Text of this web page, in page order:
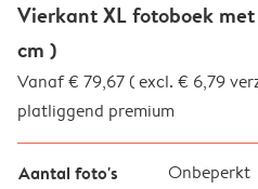
Vierkant XL fotoboek
cm )
Vanaf € 79,67 ( excl. € 6,79
platliggend premium
Aantal foto's Onbeperkt